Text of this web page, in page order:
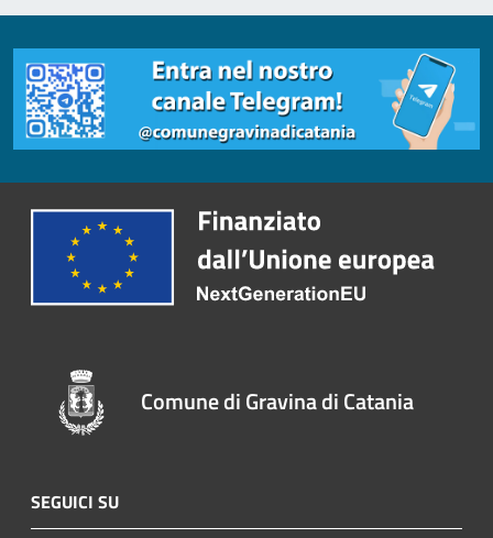
Comune di Gravina di Catania
SEGUICI SU